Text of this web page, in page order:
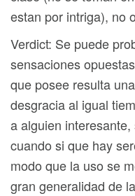
estan por intriga), no
Verdict: Se puede
sensaciones
que posee resulta
desgracia al igual
a alguien
cuando si que hay
modo que la uso se
gran generalidad de